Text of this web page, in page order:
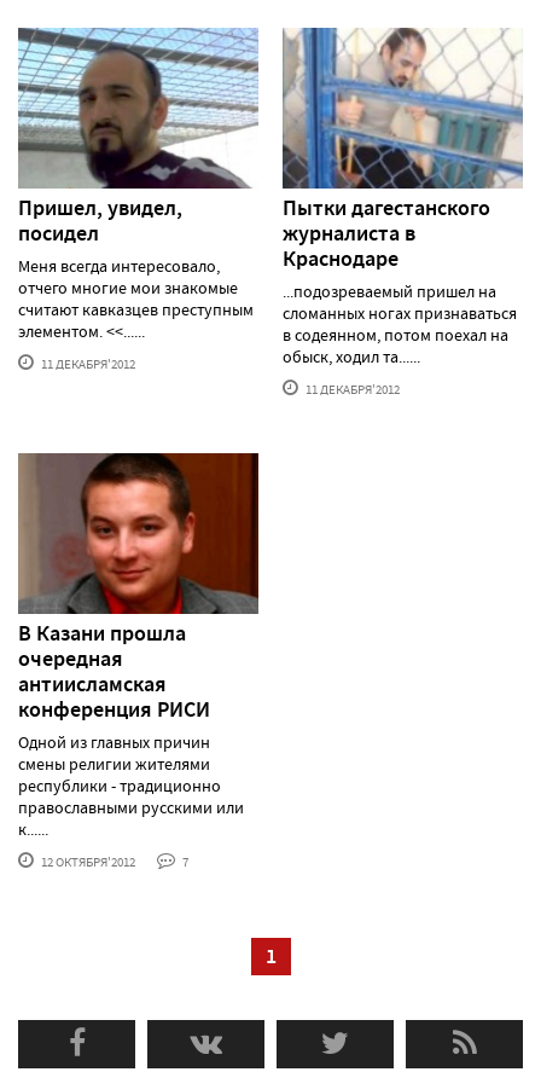
Пришел, увидел,
посидел
Меня всегда интересовало,
отчего многие мои знакомые
считают кавказцев преступным
элементом. <<......
11 ДЕКАБРЯ'2012
Пытки дагестанского
журналиста в
Краснодаре
...подозреваемый пришел на
сломанных ногах признаваться
в содеянном, потом поехал на
обыск, ходил та......
11 ДЕКАБРЯ'2012
В Казани прошла
очередная
антиисламская
конференция РИСИ
Одной из главных причин
смены религии жителями
республики - традиционно
православными русскими или
к......
12 ОКТЯБРЯ'2012 7
1